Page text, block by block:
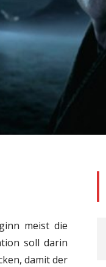
meist die
soll darin
damit der